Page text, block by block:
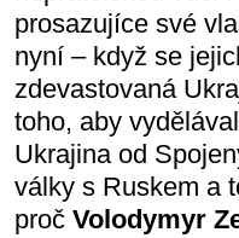
prosazujíce své
nyní – když se
zdevastovaná
toho, aby
Ukrajina od
války s Ruskem a
proč Volodymyr